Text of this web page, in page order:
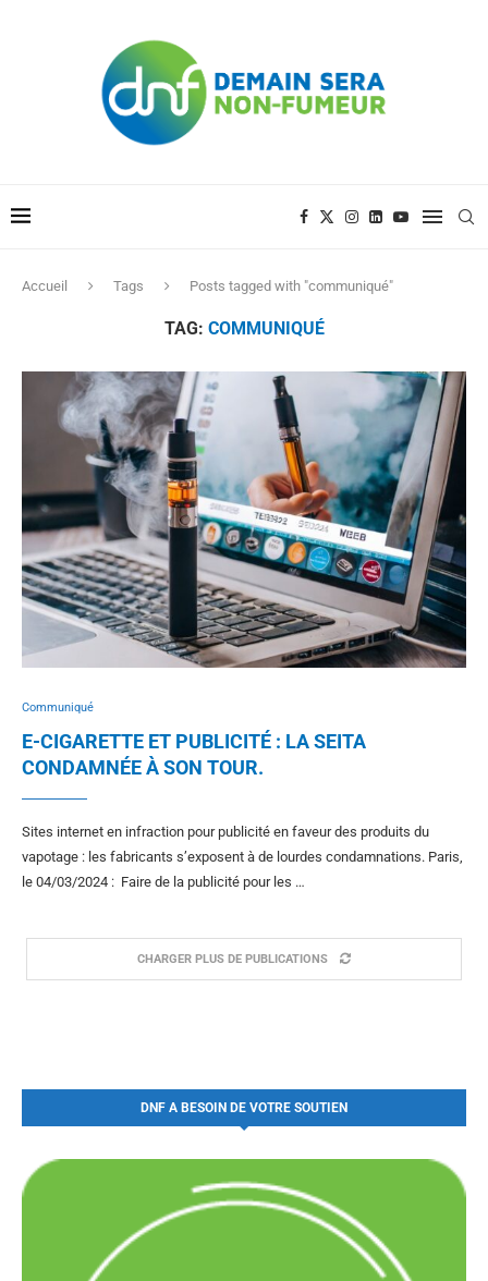
Accueil Tags Posts tagged with "communiqué"
TAG: COMMUNIQUÉ
Communiqué
E-CIGARETTE ET PUBLICITÉ : LA SEITA
CONDAMNÉE À SON TOUR.
Sites internet en infraction pour publicité en faveur des produits du
vapotage : les fabricants s’exposent à de lourdes condamnations. Paris,
le 04/03/2024 : Faire de la publicité pour les …
CHARGER PLUS DE PUBLICATIONS
DNF A BESOIN DE VOTRE SOUTIEN